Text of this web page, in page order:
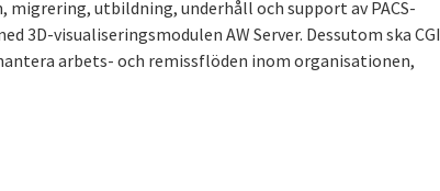
utbildning, underhåll och support av PACS-
3D-visualiseringsmodulen AW Server. Dessutom ska CGI
arbets- och remissflöden inom organisationen,